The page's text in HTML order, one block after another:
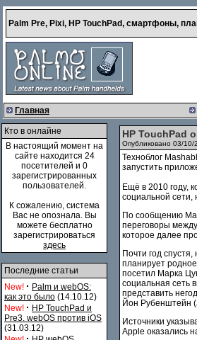
Palm Pre, Pixi, HP TouchPad, смартфоны,
Главная
Кто в онлайне
В настоящий момент на
сайте находится 24
посетителей и 0
зарегистрированных
пользователей.
К сожалению, система
Вас не опознала. Вы
можете бесплатно
зарегистрироваться
здесь
Последние статьи
New! · Palm и webOS:
как это было (14.10.12)
New! · HP TouchPad и
Pre3. webOS против iOS
(31.03.12)
HP TouchPad
Опубликовано 03/10/
Техноблог
запустить
Ещё в 2010 году,
социальной сети,
По сообщению
переговоры
которое далее
Почти год
планирует
посетил Марка
социальная сеть
представить
Йон Рубенштейн
Источники
Apple оказались